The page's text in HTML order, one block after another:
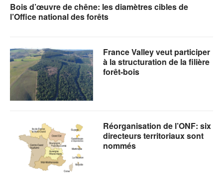
Bois d’œuvre de chêne: les diamètres cibles de
l’Office national des forêts
France Valley veut participer
à la structuration de la filière
forêt-bois
Réorganisation de l’ONF: six
directeurs territoriaux sont
nommés